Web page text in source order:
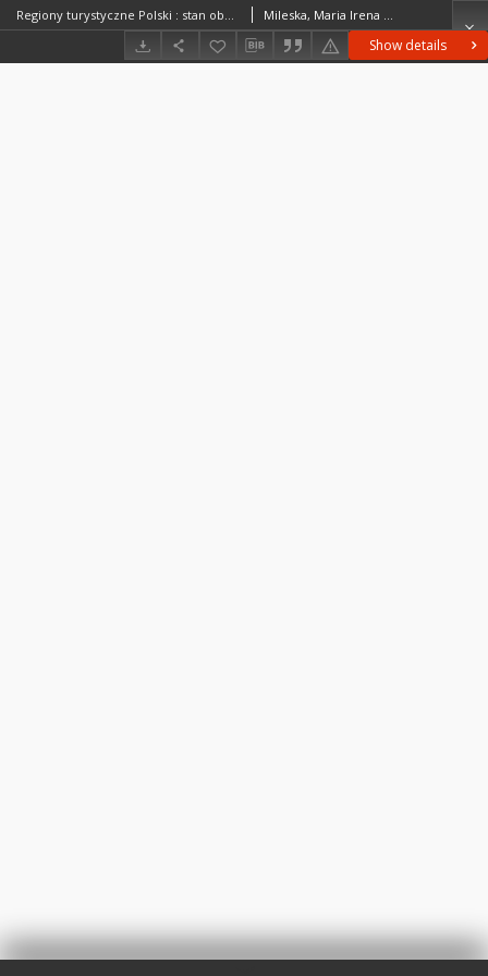
Show details
Regiony turystyczne Polski : stan obecny i potencjalne warunki rozwoju = Regions de repos et de tourisme en Pologne = Rajony otdycha i turizma v Pol'še Mileska, Maria Irena (1908–1988)